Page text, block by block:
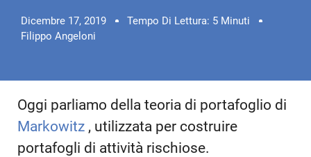
Dicembre 17, 2019
Tempo Di Lettura: 5 Minuti
Filippo Angeloni
Oggi parliamo della teoria di portafoglio di
Markowitz , utilizzata per costruire
portafogli di attività rischiose.